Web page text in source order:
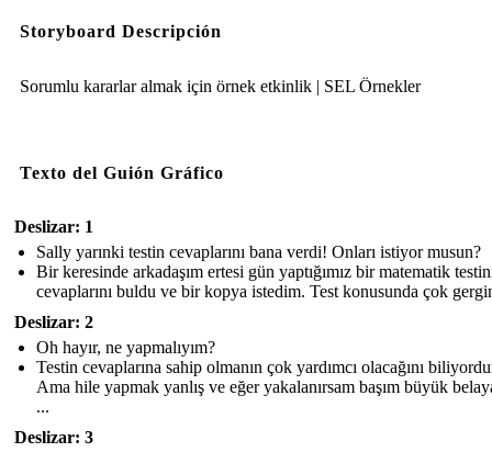
Storyboard Descripción
Sorumlu kararlar almak için örnek etkinlik | SEL Örnekler
Texto del Guión Gráfico
Deslizar: 1
Sally yarınki testin cevaplarını bana verdi! Onları istiyor musun?
Bir keresinde arkadaşım ertesi gün yaptığımız bir matematik
cevaplarını buldu ve bir kopya istedim. Test konusunda çok
Deslizar: 2
Oh hayır, ne yapmalıyım?
Testin cevaplarına sahip olmanın çok yardımcı olacağını
Ama hile yapmak yanlış ve eğer yakalanırsam başım büyük
...
Deslizar: 3